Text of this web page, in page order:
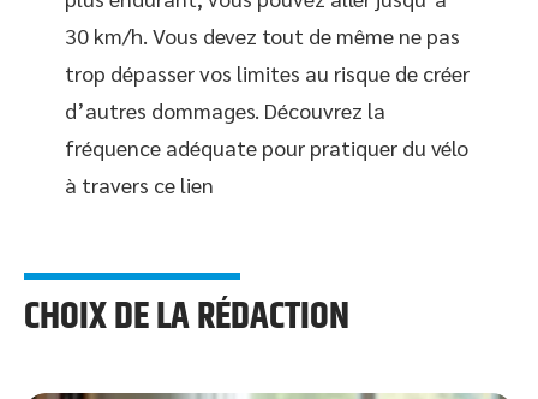
30 km/h. Vous devez tout de même ne pas
trop dépasser vos limites au risque de créer
d’autres dommages. Découvrez la
fréquence adéquate pour pratiquer du vélo
à travers ce lien
CHOIX DE LA RÉDACTION